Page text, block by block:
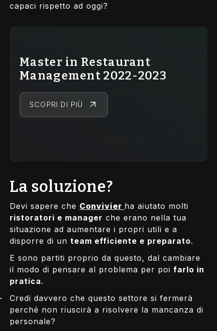
capaci rispetto ad oggi?
Master in Restaurant
Management 2022-2023
SCOPRI DI PIÙ
La soluzione?
Devi sapere che Convivier ha aiutato molti
ristoratori e manager che erano nella tua
situazione ad aumentare i propri utili e a
disporre di un team efficiente e preparato.
E sono partiti proprio da questo, dal cambiare
il modo di pensare al problema per poi farlo in
pratica.
Credi davvero che questo settore si fermerà
perché non riuscirà a risolvere la mancanza di
personale?